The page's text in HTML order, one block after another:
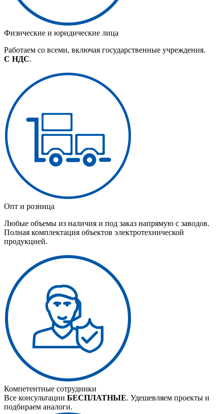
Физические и юридические лица
Работаем со всеми, включая государственные учреждения.
С НДС.
Опт и розница
Любые объемы из наличия и под заказ напрямую с заводов.
Полная комплектация объектов электротехнической
продукцией.
Компетентные сотрудники
Все консультации БЕСПЛАТНЫЕ. Удешевляем проекты и
подбираем аналоги.